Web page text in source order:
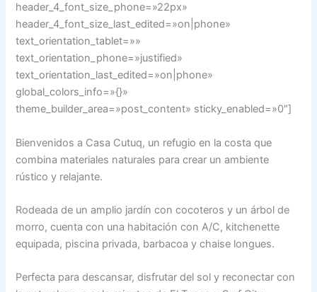
header_4_font_size_phone=»22px»
header_4_font_size_last_edited=»on|phone»
text_orientation_tablet=»»
text_orientation_phone=»justified»
text_orientation_last_edited=»on|phone»
global_colors_info=»{}»
theme_builder_area=»post_content» sticky_enabled=»0″]
Bienvenidos a Casa Cutuq, un refugio en la costa que
combina materiales naturales para crear un ambiente
rústico y relajante.
Rodeada de un amplio jardín con cocoteros y un árbol de
morro, cuenta con una habitación con A/C, kitchenette
equipada, piscina privada, barbacoa y chaise longues.
Perfecta para descansar, disfrutar del sol y reconectar con